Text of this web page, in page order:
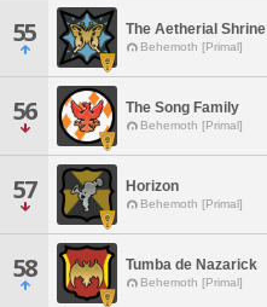
55 The Aetherial Shrine
Behemoth [Primal]
56 The Song Family
Behemoth [Primal]
57 Horizon
Behemoth [Primal]
58 Tumba de Nazarick
Behemoth [Primal]